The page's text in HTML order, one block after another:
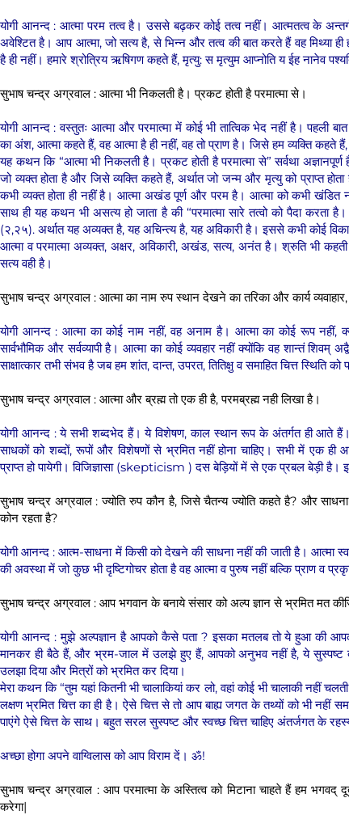
योगी आनन्द : आत्मा परम तत्व है। उससे बढ़कर कोई तत्व नहीं। आत्मतत्व के
अवेश्टित है। आप आत्मा, जो सत्य है, से भिन्न और तत्व की बात करते हैं वह मिथ्या ही
है ही नहीं। हमारे श्रोत्रिय ऋषिगण कहते हैं, मृत्यु: स मृत्युम आप्नोति य ईह नानेव
सुभाष चन्द्र अग्रवाल : आत्मा भी निकलती है। प्रकट होती है परमात्मा से।
योगी आनन्द : वस्तुतः आत्मा और परमात्मा में कोई भी तात्विक भेद नहीं है। पहली
का अंश, आत्मा कहते हैं, वह आत्मा है ही नहीं, वह तो प्राण है। जिसे हम व्यक्ति कहते हैं,
यह कथन कि “आत्मा भी निकलती है। प्रकट होती है परमात्मा से” सर्वथा
जो व्यक्त होता है और जिसे व्यक्ति कहते हैं, अर्थात जो जन्म और मृत्यु को प्राप्त
कभी व्यक्त होता ही नहीं है। आत्मा अखंड पूर्ण और परम है। आत्मा को कभी खंडित
साथ ही यह कथन भी असत्य हो जाता है की “परमात्मा सारे तत्वो को पैदा करता
(२,२५). अर्थात यह अव्यक्त है, यह अचिन्त्य है, यह अविकारी है। इससे कभी कोई
आत्मा व परमात्मा अव्यक्त, अक्षर, अविकारी, अखंड, सत्य, अनंत है। श्रुति भी कहती
सत्य वही है।
सुभाष चन्द्र अग्रवाल : आत्मा का नाम रुप स्थान देखने का तरिका और कार्य
योगी आनन्द : आत्मा का कोई नाम नहीं, वह अनाम है। आत्मा का कोई रूप नहीं,
सार्वभौमिक और सर्वव्यापी है। आत्मा का कोई व्यवहार नहीं क्योंकि वह शान्तं
साक्षात्कार तभी संभव है जब हम शांत, दान्त, उपरत, तितिक्षु व समाहित चित्त स्थिति
सुभाष चन्द्र अग्रवाल : आत्मा और ब्रह्म तो एक ही है, परमब्रह्म नही लिखा है।
योगी आनन्द : ये सभी शब्दभेद हैं। ये विशेषण, काल स्थान रूप के अंतर्गत ही आते
साधकों को शब्दों, रूपों और विशेषणों से भ्रमित नहीं होना चाहिए। सभी में एक ही
प्राप्त हो पायेगी। विजिज्ञासा (skepticism ) दस बेड़ियों में से एक प्रबल बेड़ी
सुभाष चन्द्र अग्रवाल : ज्योति रुप कौन है, जिसे चैतन्य ज्योति कहते है? और
कोन रहता है?
योगी आनन्द : आत्म-साधना में किसी को देखने की साधना नहीं की जाती है।
की अवस्था में जो कुछ भी दृष्टिगोचर होता है वह आत्मा व पुरुष नहीं बल्कि प्राण व
सुभाष चन्द्र अग्रवाल : आप भगवान के बनाये संसार को अल्प ज्ञान से भ्रमित मत
योगी आनन्द : मुझे अल्पज्ञान है आपको कैसे पता ? इसका मतलब तो ये हुआ की
मानकर ही बैठे हैं, और भ्रम-जाल में उलझे हुए हैं, आपको अनुभव नहीं है, ये सुस्पष्ट
उलझा दिया और मित्रों को भ्रमित कर दिया।
मेरा कथन कि “तुम यहां कितनी भी चालाकियां कर लो, वहां कोई भी चालाकी
लक्षण भ्रमित चित्त का ही है। ऐसे चित्त से तो आप बाह्य जगत के तथ्यों को भी
पाएंगे ऐसे चित्त के साथ। बहुत सरल सुस्पष्ट और स्वच्छ चित्त चाहिए अंतर्जगत के
अच्छा होगा अपने वाग्विलास को आप विराम दें। ॐ!
सुभाष चन्द्र अग्रवाल : आप परमात्मा के अस्तित्व को मिटाना चाहते हैं हम
करेगा|